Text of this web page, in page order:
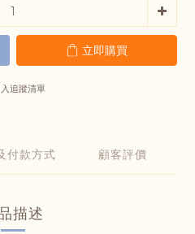
立即購買
追蹤清單
付款方式 顧客評價
描述